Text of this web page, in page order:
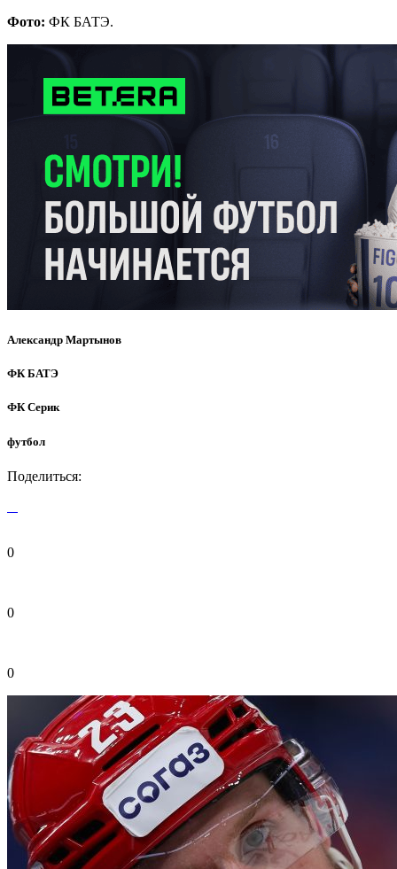
Фото: ФК БАТЭ.
Александр Мартынов
ФК БАТЭ
ФК Серик
футбол
Поделиться:
0
0
0